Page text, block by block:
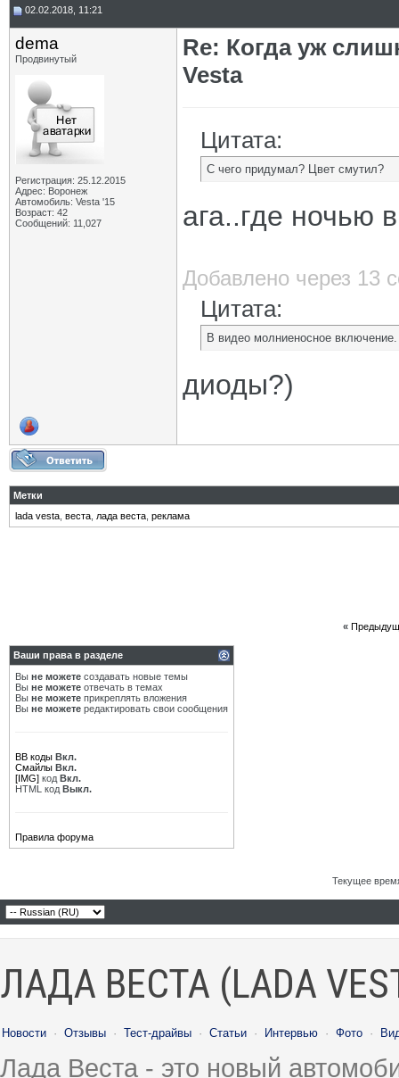
02.02.2018, 11:21
dema
Продвинутый
Регистрация: 25.12.2015
Адрес: Воронеж
Автомобиль: Vesta '15
Возраст: 42
Сообщений: 11,027
Re: Когда уж
Vesta
Цитата:
С чего придумал? Цвет смутил?
ага..где ночью
Добавлено через 13
Цитата:
В видео молниеносное включение.
диоды?)
Метки
lada vesta веста лада веста реклама
«
Ваши права в разделе
Вы не можете создавать новые темы
Вы не можете отвечать в темах
Вы не можете прикреплять вложения
Вы не можете редактировать свои сообщения
BB коды Вкл.
Смайлы Вкл.
[IMG] код Вкл.
HTML код Выкл.
Правила форума
Текущее
ЛАДА ВЕСТА (LADA
Новости · Отзывы · Тест-драйвы · Статьи · Интервью · Фото ·
Лада Веста - это новый